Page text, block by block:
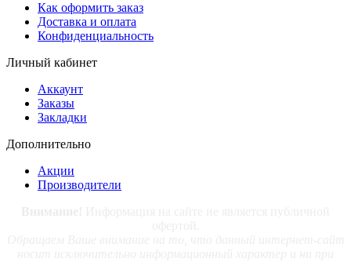
Как оформить заказ
Доставка и оплата
Конфиденциальность
Личный кабинет
Аккаунт
Заказы
Закладки
Дополнительно
Акции
Производители